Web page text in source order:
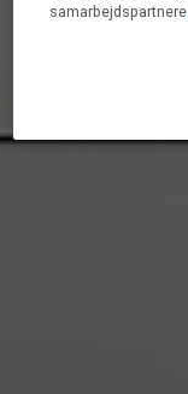
samarbejdspartnere.